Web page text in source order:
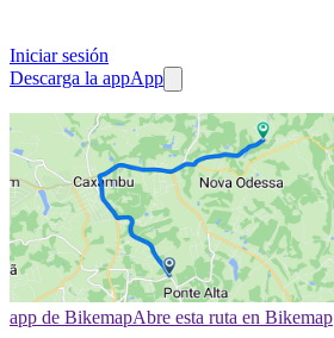
Iniciar sesión
Descarga la appApp
app de BikemapAbre esta ruta en Bikemap